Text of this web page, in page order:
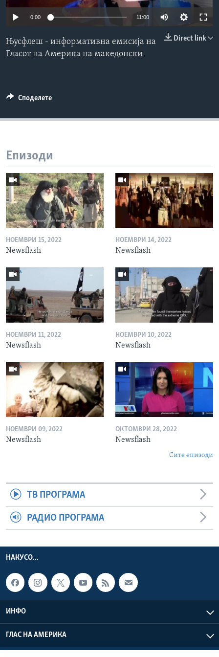
ИНТЕРВЈУА
Јазици
0:00 11:00
Direct link
Њусфлеш - информативна емисија на
Гласот на Америка на македонски
Споделете
Епизоди
НОЕМВРИ 15, 2022
Newsflash
НОЕМВРИ 14, 2022
Newsflash
НОЕМВРИ 11, 2022
Newsflash
НОЕМВРИ 10, 2022
Newsflash
НОЕМВРИ 09, 2022
Newsflash
ОКТОМВРИ 28, 2022
Newsflash
Сите епизоди
ТВ ПРОГРАМА
РАДИО ПРОГРАМА
НАКУСО...
ИНФО
ГЛАС НА АМЕРИКА